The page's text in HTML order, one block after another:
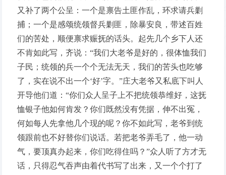
又补了两个公呈：一个是禀告土匪作乱，环求请兵剿
捕；一个是感颂统领督兵剿匪，除暴安良，带述百姓
们的苦处，顺便禀求赈抚的话头。起先几个乡下人还
不肯如此写，齐说：“我们大老爷是好的，很体恤我们
子民；统领的兵一个个无法无天，我们的苦头也吃够
了，实在说不出一个‘好’字。”庄大老爷又私底下叫人
开导他们道：“你们众人呈子上不把统领恭维好，这抚
恤银子他如何肯发？你们既然没有凭据，伸不出冤，
何如每人先拿他几个现的呢？你不如此写，老爷到统
领跟前也不好替你们说话。若把老爷弄毛了，他一动
气，要顶真办起来，你们吃得住吗？”众人听了方才无
话，只得忍气吞声由着代书写了出来，又一个个打了